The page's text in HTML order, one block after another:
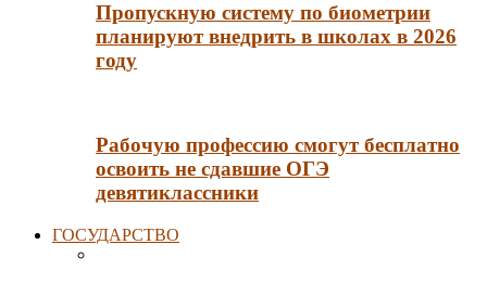
Пропускную систему по биометрии
планируют внедрить в школах в 2026
году
Рабочую профессию смогут бесплатно
освоить не сдавшие ОГЭ
девятиклассники
ГОСУДАРСТВО